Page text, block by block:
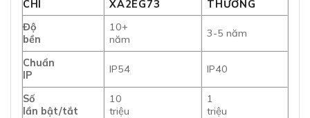
CHÍ
XA2EG73
THƯỜNG
Độ
bền
10+
năm
3-5 năm
Chuẩn
IP
IP54 IP40
Số
lần bật/tắt
10
triệu
1
triệu